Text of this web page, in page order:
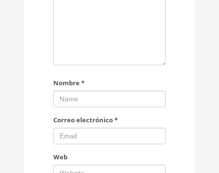
Nombre *
Correo electrónico*
Web